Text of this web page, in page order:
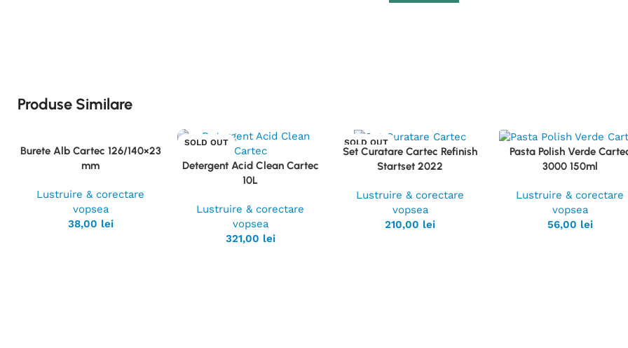
Produse Similare
Vezi
Burete Alb Cartec 126/140×23
mm
Lustruire & corectare
vopsea
38,00 lei
SOLD OUT
Vezi
Detergent Acid Clean Cartec
10L
Lustruire & corectare
vopsea
321,00 lei
SOLD OUT
Vezi
Produsul
Set Curatare Cartec Refinish
Startset 2022
Lustruire & corectare
vopsea
210,00 lei
Vezi
Produsul
Pasta Polish Verde
3000 150ml
Lustruire & corectare
vopsea
56,00 lei